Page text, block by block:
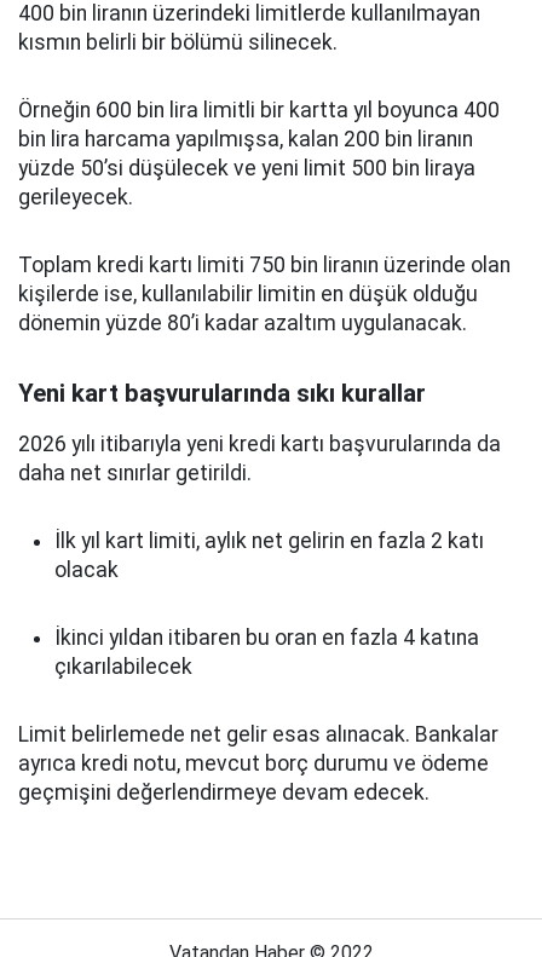
400 bin liranın üzerindeki limitlerde kullanılmayan
kısmın belirli bir bölümü silinecek.
Örneğin 600 bin lira limitli bir kartta yıl boyunca 400
bin lira harcama yapılmışsa, kalan 200 bin liranın
yüzde 50’si düşülecek ve yeni limit 500 bin liraya
gerileyecek.
Toplam kredi kartı limiti 750 bin liranın üzerinde olan
kişilerde ise, kullanılabilir limitin en düşük olduğu
dönemin yüzde 80’i kadar azaltım uygulanacak.
Yeni kart başvurularında sıkı kurallar
2026 yılı itibarıyla yeni kredi kartı başvurularında da
daha net sınırlar getirildi.
İlk yıl kart limiti, aylık net gelirin en fazla 2 katı
olacak
İkinci yıldan itibaren bu oran en fazla 4 katına
çıkarılabilecek
Limit belirlemede net gelir esas alınacak. Bankalar
ayrıca kredi notu, mevcut borç durumu ve ödeme
geçmişini değerlendirmeye devam edecek.